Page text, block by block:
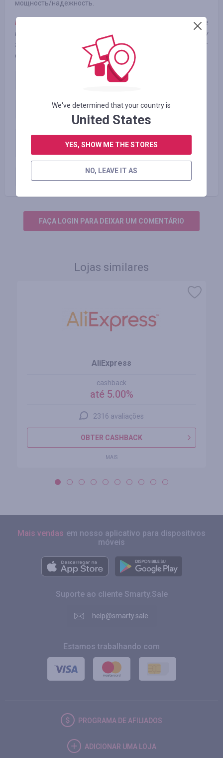
мощность/надежность.
Примечание:
категория товаров "Аксессуары" - не
продаются отдельно от других категорий товаров, поэтому
заказы с одной позицией из этой категории будут
отклонены
Оплаченный заказ (аксессуары
и VIP-товары)
UAH Оплаченный заказ (Серверы)
Оплаченный заказ
(Системные блоки и
Ноутбуки)
Оплаченный заказ (остальные
категории)
FAÇA LOGIN PARA DEIXAR UM COMENTÁRIO
Lojas similares
AliExpress
cashback
até 5.00%
2316 avaliações
OBTER CASHBACK
MAIS
Mais vendas em nosso aplicativo para dispositivos
móveis
Suporte ao cliente Smarty.Sale
help@smarty.sale
Estamos trabalhando com
PROGRAMA DE AFILIADOS
ADICIONAR UMA LOJA
We've determined that your country is
United States
YES, SHOW ME THE STORES
NO, LEAVE IT AS